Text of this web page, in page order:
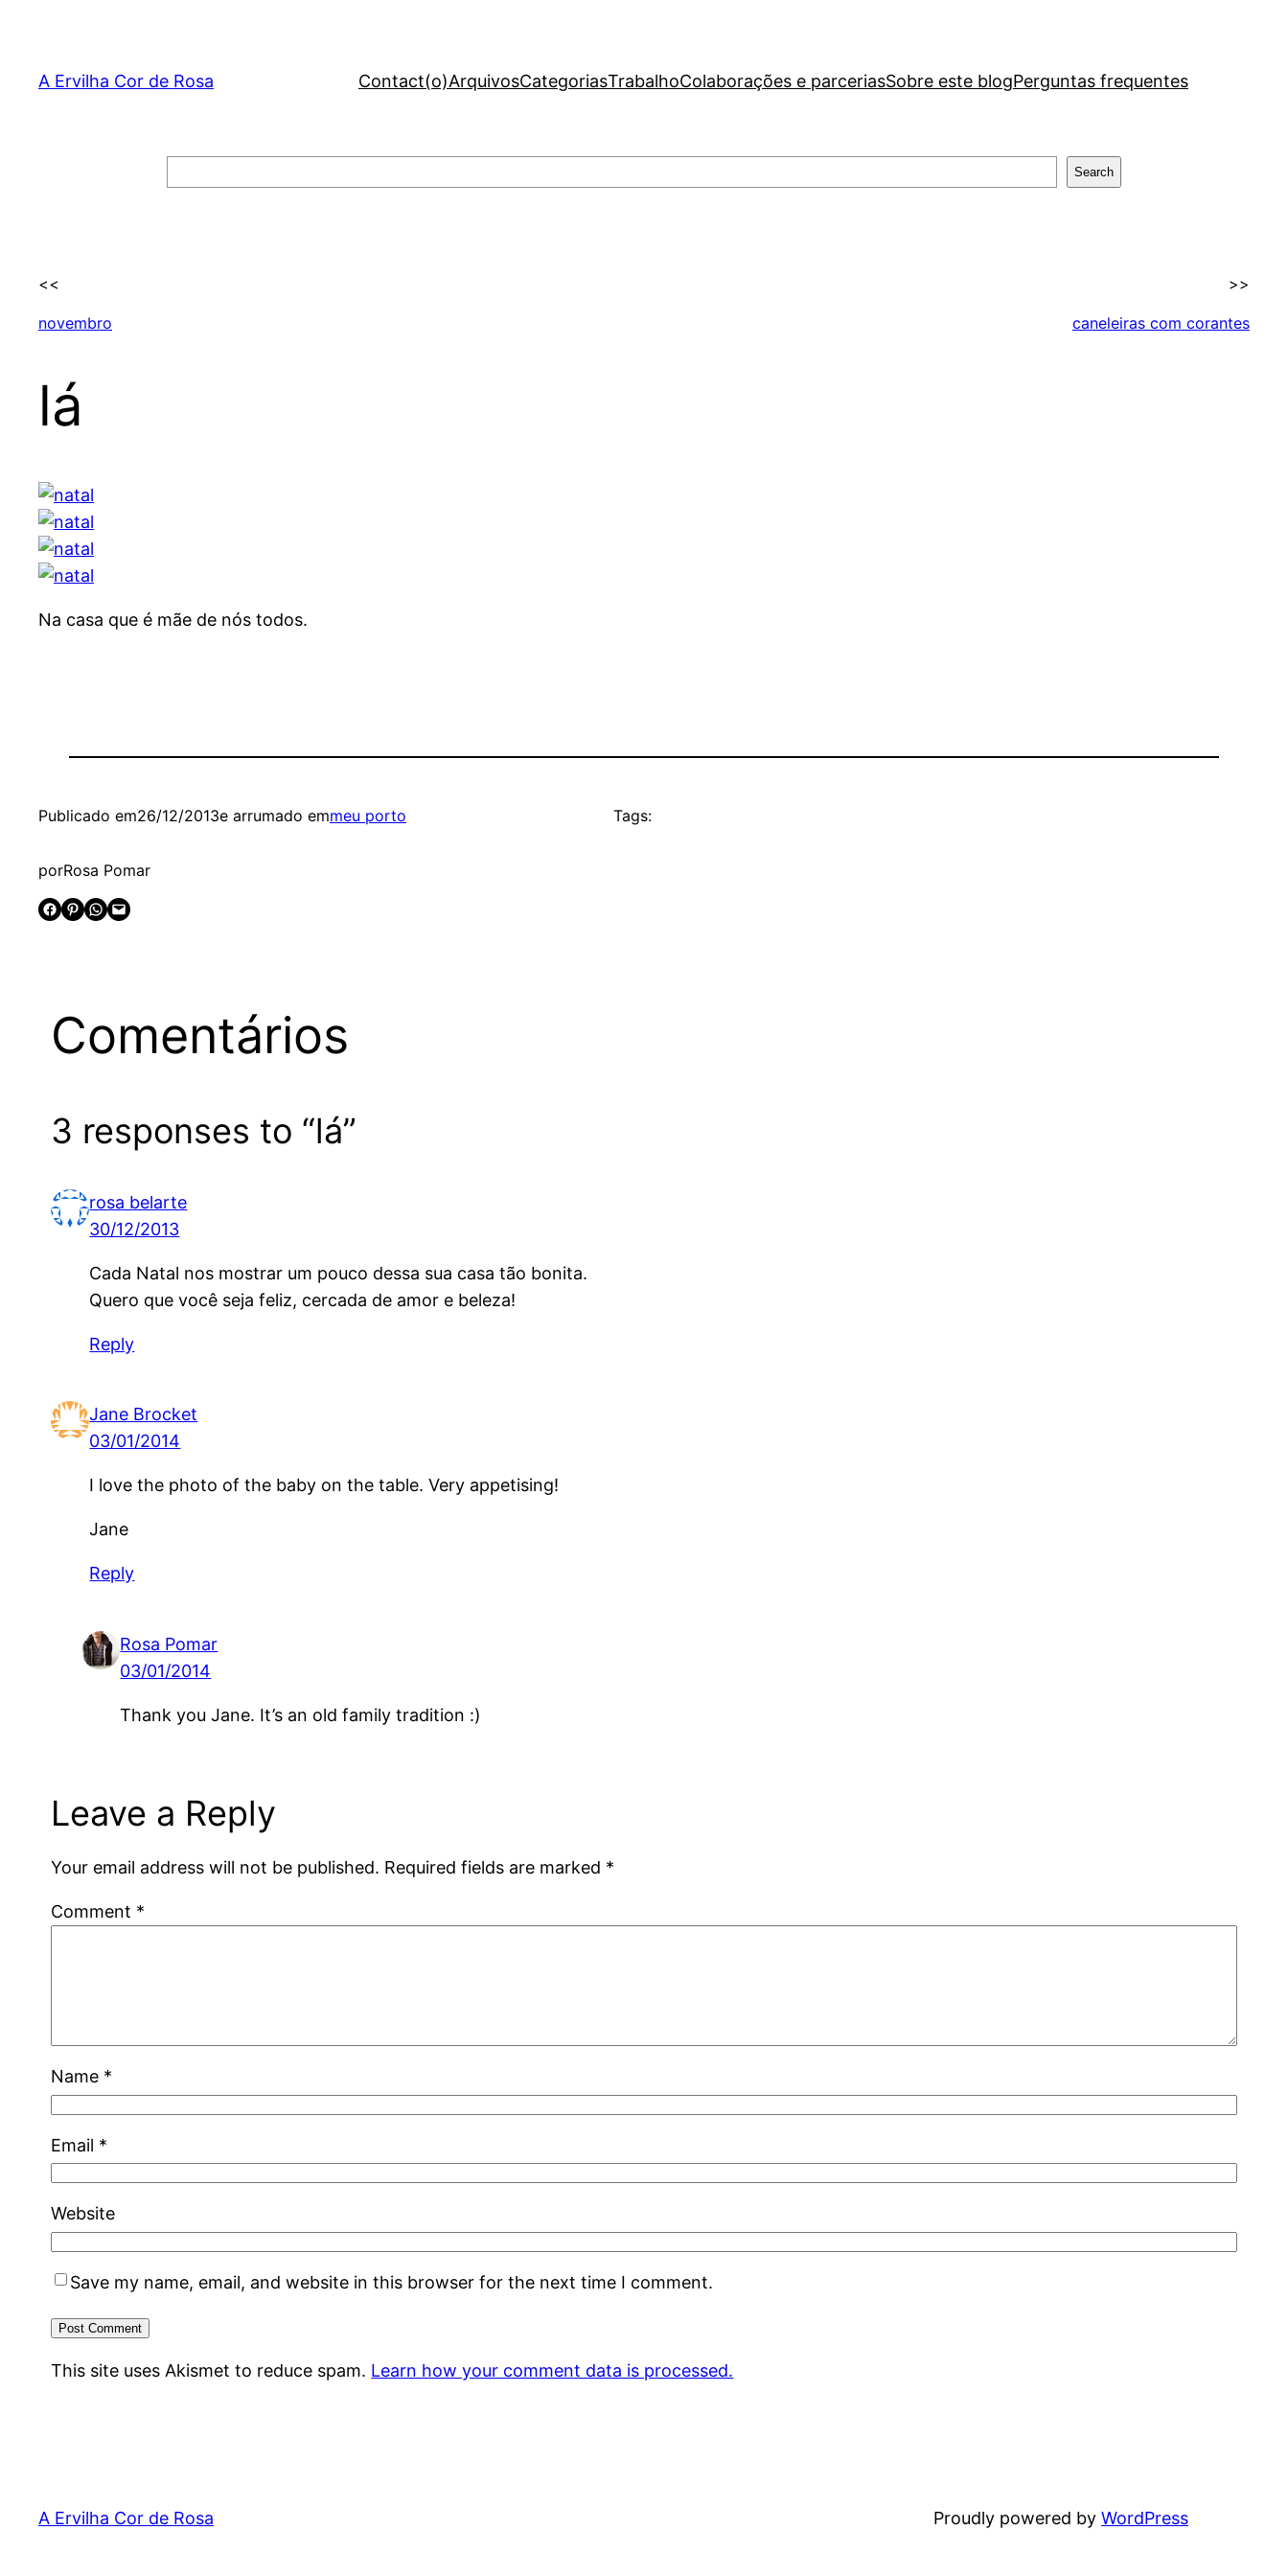
content
A Ervilha Cor de Rosa Contact(o)ArquivosCategoriasTrabalhoColaborações e parceriasSobre este blogPerguntas frequentes
Search
<<
novembro
>>
caneleiras com corantes
lá
Na casa que é mãe de nós todos.
Publicado em26/12/2013e arrumado emmeu porto
porRosa Pomar
Share on Facebook
Share on Pinterest Share on WhatsApp Email this Page
Tags:
Comentários
3 responses to “lá”
rosa belarte
30/12/2013
Cada Natal nos mostrar um pouco dessa sua casa tão bonita.
Quero que você seja feliz, cercada de amor e beleza!
Reply
Jane Brocket
03/01/2014
I love the photo of the baby on the table. Very appetising!
Jane
Reply
Rosa Pomar
03/01/2014
Thank you Jane. It’s an old family tradition :)
Leave a Reply
Your email address will not be published. Required fields are marked *
Comment *
Name *
Email *
Website
Save my name, email, and website in this browser for the next time I comment.
This site uses Akismet to reduce spam. Learn how your comment data is processed.
A Ervilha Cor de Rosa Proudly powered by WordPress